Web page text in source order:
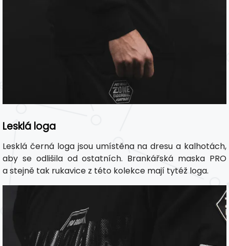
Lesklá loga
Lesklá černá loga jsou umístěna na dresu a kalhotách,
aby se odlišila od ostatních. Brankářská maska PRO
a stejně tak rukavice z této kolekce mají tytéž loga.